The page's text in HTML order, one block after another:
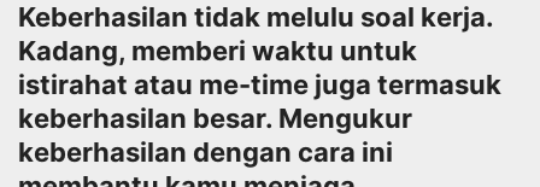
Keberhasilan tidak melulu soal kerja.
Kadang, memberi waktu untuk
istirahat atau me-time juga termasuk
keberhasilan besar. Mengukur
keberhasilan dengan cara ini